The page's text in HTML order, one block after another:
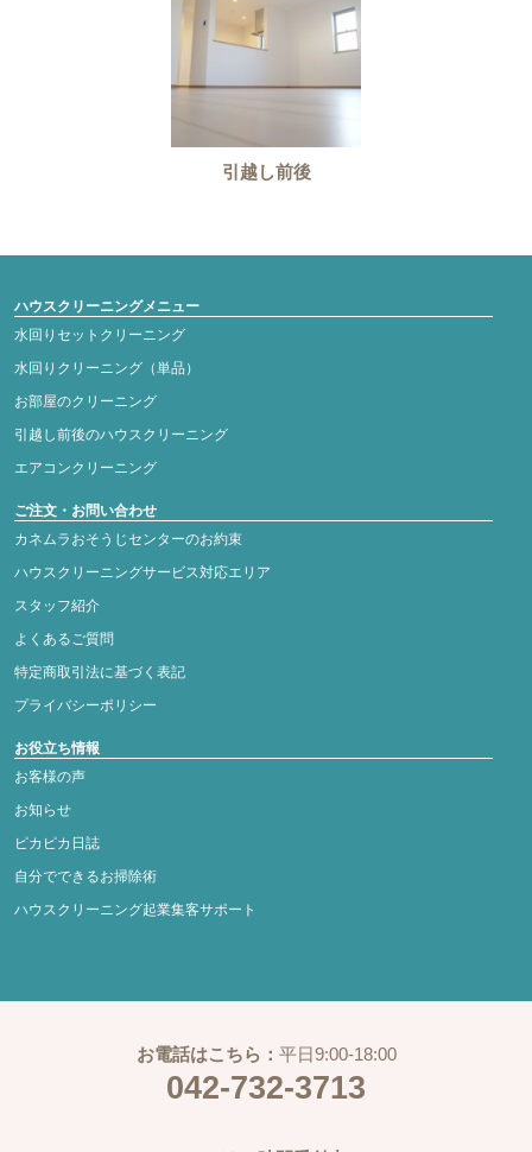
引越し前後
ハウスクリーニングメニュー
水回りセットクリーニング
水回りクリーニング（単品）
お部屋のクリーニング
引越し前後のハウスクリーニング
エアコンクリーニング
ご注文・お問い合わせ
カネムラおそうじセンターのお約束
ハウスクリーニングサービス対応エリア
スタッフ紹介
よくあるご質問
特定商取引法に基づく表記
プライバシーポリシー
お役立ち情報
お客様の声
お知らせ
ピカピカ日誌
自分でできるお掃除術
ハウスクリーニング起業集客サポート
お電話はこちら： 平日9:00-18:00
042-732-3713